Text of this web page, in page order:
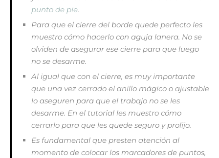
punto de pie.
Para que el cierre del borde quede perfecto les
muestro cómo hacerlo con aguja lanera. No se
olviden de asegurar ese cierre para que luego
no se desarme.
Al igual que con el cierre, es muy importante
que una vez cerrado el anillo mágico o ajustable
lo aseguren para que el trabajo no se les
desarme. En el tutorial les muestro cómo
cerrarlo para que les quede seguro y prolijo.
Es fundamental que presten atención al
momento de colocar los marcadores de puntos,